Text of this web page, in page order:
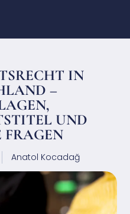
IN
–
UND
FRAGEN
Anatol Kocadağ